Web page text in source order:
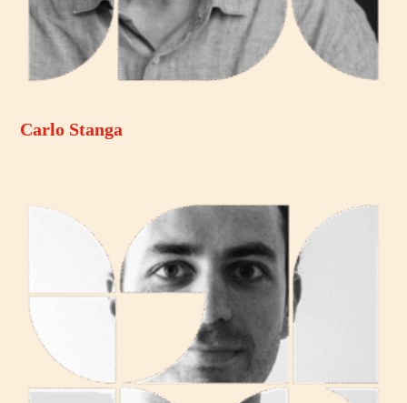
Carlo Stanga